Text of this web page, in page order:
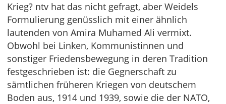
Krieg? ntv hat das nicht gefragt, aber Weidels
Formulierung genüsslich mit einer ähnlich
lautenden von Amira Muhamed Ali vermixt.
Obwohl bei Linken, Kommunistinnen und
sonstiger Friedensbewegung in deren Tradition
festgeschrieben ist: die Gegnerschaft zu
sämtlichen früheren Kriegen von deutschem
Boden aus, 1914 und 1939, sowie die der NATO,